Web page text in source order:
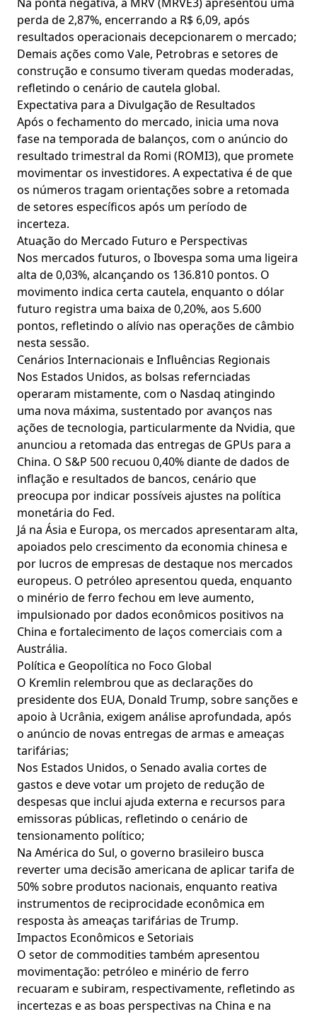
perda de 2,87%, encerrando a R$ 6,09, após
resultados operacionais decepcionarem o mercado;
Demais ações como Vale, Petrobras e setores de
construção e consumo tiveram quedas moderadas,
refletindo o cenário de cautela global.
Expectativa para a Divulgação de Resultados
Após o fechamento do mercado, inicia uma nova
fase na temporada de balanços, com o anúncio do
resultado trimestral da Romi (ROMI3), que promete
movimentar os investidores. A expectativa é de que
os números tragam orientações sobre a retomada
de setores específicos após um período de
incerteza.
Atuação do Mercado Futuro e Perspectivas
Nos mercados futuros, o Ibovespa soma uma ligeira
alta de 0,03%, alcançando os 136.810 pontos. O
movimento indica certa cautela, enquanto o dólar
futuro registra uma baixa de 0,20%, aos 5.600
pontos, refletindo o alívio nas operações de câmbio
nesta sessão.
Cenários Internacionais e Influências Regionais
Nos Estados Unidos, as bolsas refernciadas
operaram mistamente, com o Nasdaq atingindo
uma nova máxima, sustentado por avanços nas
ações de tecnologia, particularmente da Nvidia, que
anunciou a retomada das entregas de GPUs para a
China. O S&P 500 recuou 0,40% diante de dados de
inflação e resultados de bancos, cenário que
preocupa por indicar possíveis ajustes na política
monetária do Fed.
Já na Ásia e Europa, os mercados apresentaram alta,
apoiados pelo crescimento da economia chinesa e
por lucros de empresas de destaque nos mercados
europeus. O petróleo apresentou queda, enquanto
o minério de ferro fechou em leve aumento,
impulsionado por dados econômicos positivos na
China e fortalecimento de laços comerciais com a
Austrália.
Política e Geopolítica no Foco Global
O Kremlin relembrou que as declarações do
presidente dos EUA, Donald Trump, sobre sanções e
apoio à Ucrânia, exigem análise aprofundada, após
o anúncio de novas entregas de armas e ameaças
tarifárias;
Nos Estados Unidos, o Senado avalia cortes de
gastos e deve votar um projeto de redução de
despesas que inclui ajuda externa e recursos para
emissoras públicas, refletindo o cenário de
tensionamento político;
Na América do Sul, o governo brasileiro busca
reverter uma decisão americana de aplicar tarifa de
50% sobre produtos nacionais, enquanto reativa
instrumentos de reciprocidade econômica em
resposta às ameaças tarifárias de Trump.
Impactos Econômicos e Setoriais
O setor de commodities também apresentou
movimentação: petróleo e minério de ferro
recuaram e subiram, respectivamente, refletindo as
incertezas e as boas perspectivas na China e na